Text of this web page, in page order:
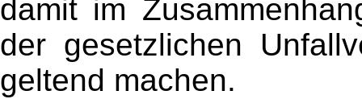
damit im
der gesetzlichen
geltend machen.